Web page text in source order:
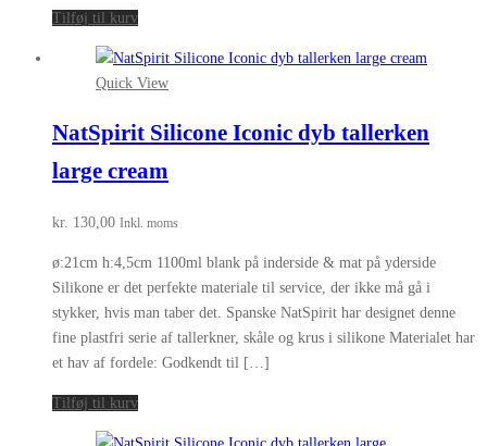
Tilføj til kurv
Quick View
NatSpirit Silicone Iconic dyb tallerken
large cream
kr. 130,00 Inkl. moms
ø:21cm h:4,5cm 1100ml blank på inderside & mat på yderside
Silikone er det perfekte materiale til service, der ikke må gå i
stykker, hvis man taber det. Spanske NatSpirit har designet denne
fine plastfri serie af tallerkner, skåle og krus i silikone Materialet har
et hav af fordele: Godkendt til […]
Tilføj til kurv